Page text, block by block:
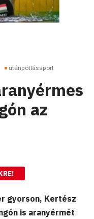
utánpótlássport
az
gyorson, Kertész
is aranyérmét